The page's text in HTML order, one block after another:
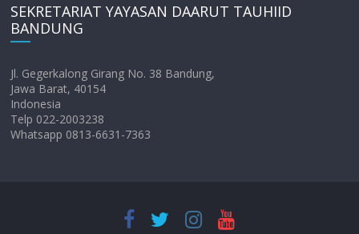
SEKRETARIAT YAYASAN DAARUT TAUHIID
BANDUNG
Jl. Gegerkalong Girang No. 38 Bandung,
Jawa Barat, 40154
Indonesia
Telp 022-2003238
Whatsapp 0813-6631-7363